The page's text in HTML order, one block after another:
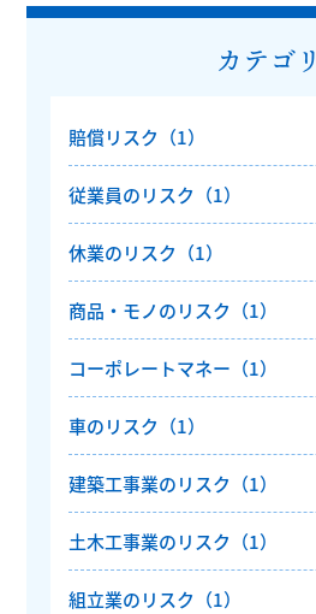
カテゴリ
賠償リスク（1）
従業員のリスク（1）
休業のリスク（1）
商品・モノのリスク（1）
コーポレートマネー（1）
車のリスク（1）
建築工事業のリスク（1）
土木工事業のリスク（1）
組立業のリスク（1）